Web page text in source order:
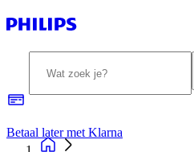
Betaal later met Klarna